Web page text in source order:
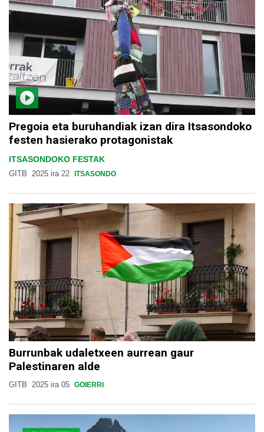
Pregoia eta buruhandiak izan dira Itsasondoko
festen hasierako protagonistak
ITSASONDOKO FESTAK
GITB 2025 ira 22 ITSASONDO
Burrunbak udaletxeen aurrean gaur
Palestinaren alde
GITB 2025 ira 05 GOIERRI